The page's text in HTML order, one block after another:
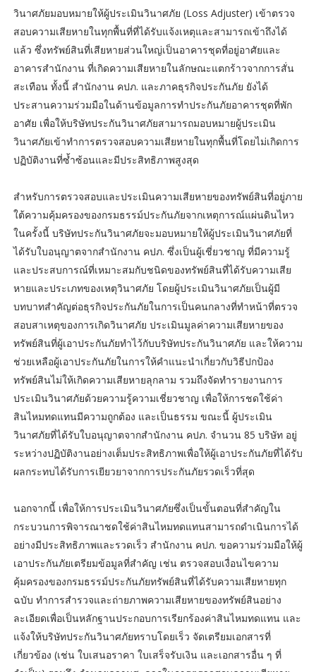
วินาศภัยมอบหมายให้ผู้ประเมินวินาศภัย (Loss Adjuster) เข้าตรวจ
สอบความเสียหายในทุกพื้นที่ที่ได้รับแจ้งเหตุและสามารถเข้าถึงได้
แล้ว ซึ่งทรัพย์สินที่เสียหายส่วนใหญ่เป็นอาคารชุดที่อยู่อาศัยและ
อาคารสำนักงาน ที่เกิดความเสียหายในลักษณะแตกร้าวจากการสั่น
สะเทือน ทั้งนี้ สำนักงาน คปภ. และภาคธุรกิจประกันภัย ยังได้
ประสานความร่วมมือในด้านข้อมูลการทำประกันภัยอาคารชุดที่พัก
อาศัย เพื่อให้บริษัทประกันวินาศภัยสามารถมอบหมายผู้ประเมิน
วินาศภัยเข้าทำการตรวจสอบความเสียหายในทุกพื้นที่โดยไม่เกิดการ
ปฏิบัติงานที่ซ้ำซ้อนและมีประสิทธิภาพสูงสุด
สำหรับการตรวจสอบและประเมินความเสียหายของทรัพย์สินที่อยู่ภาย
ใต้ความคุ้มครองของกรมธรรม์ประกันภัยจากเหตุการณ์แผ่นดินไหว
ในครั้งนี้ บริษัทประกันวินาศภัยจะมอบหมายให้ผู้ประเมินวินาศภัยที่
ได้รับใบอนุญาตจากสำนักงาน คปภ. ซึ่งเป็นผู้เชี่ยวชาญ ที่มีความรู้
และประสบการณ์ที่เหมาะสมกับชนิดของทรัพย์สินที่ได้รับความเสีย
หายและประเภทของเหตุวินาศภัย โดยผู้ประเมินวินาศภัยเป็นผู้มี
บทบาทสำคัญต่อธุรกิจประกันภัยในการเป็นคนกลางที่ทำหน้าที่ตรวจ
สอบสาเหตุของการเกิดวินาศภัย ประเมินมูลค่าความเสียหายของ
ทรัพย์สินที่ผู้เอาประกันภัยทำไว้กับบริษัทประกันวินาศภัย และให้ความ
ช่วยเหลือผู้เอาประกันภัยในการให้คำแนะนำเกี่ยวกับวิธีปกป้อง
ทรัพย์สินไม่ให้เกิดความเสียหายลุกลาม รวมถึงจัดทำรายงานการ
ประเมินวินาศภัยด้วยความรู้ความเชี่ยวชาญ เพื่อให้การชดใช้ค่า
สินไหมทดแทนมีความถูกต้อง และเป็นธรรม ขณะนี้ ผู้ประเมิน
วินาศภัยที่ได้รับใบอนุญาตจากสำนักงาน คปภ. จำนวน 85 บริษัท อยู่
ระหว่างปฏิบัติงานอย่างเต็มประสิทธิภาพเพื่อให้ผู้เอาประกันภัยที่ได้รับ
ผลกระทบได้รับการเยียวยาจากการประกันภัยรวดเร็วที่สุด
นอกจากนี้ เพื่อให้การประเมินวินาศภัยซึ่งเป็นขั้นตอนที่สำคัญใน
กระบวนการพิจารณาชดใช้ค่าสินไหมทดแทนสามารถดำเนินการได้
อย่างมีประสิทธิภาพและรวดเร็ว สำนักงาน คปภ. ขอความร่วมมือให้ผู้
เอาประกันภัยเตรียมข้อมูลที่สำคัญ เช่น ตรวจสอบเงื่อนไขความ
คุ้มครองของกรมธรรม์ประกันภัยทรัพย์สินที่ได้รับความเสียหายทุก
ฉบับ ทำการสำรวจและถ่ายภาพความเสียหายของทรัพย์สินอย่าง
ละเอียดเพื่อเป็นหลักฐานประกอบการเรียกร้องค่าสินไหมทดแทน และ
แจ้งให้บริษัทประกันวินาศภัยทราบโดยเร็ว จัดเตรียมเอกสารที่
เกี่ยวข้อง (เช่น ใบเสนอราคา ใบเสร็จรับเงิน และเอกสารอื่น ๆ ที่